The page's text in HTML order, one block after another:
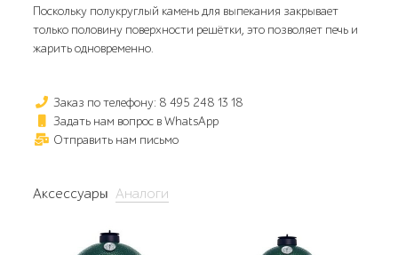
Поскольку полукруглый камень для выпекания закрывает
только половину поверхности решётки, это позволяет печь и
жарить одновременно.
Заказ по телефону: 8 495 248 13 18
Задать нам вопрос в WhatsApp
Отправить нам письмо
Аксессуары Аналоги